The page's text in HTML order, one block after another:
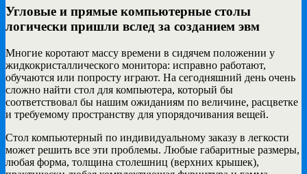
Угловые и прямые компьютерные столы
логически пришли вслед за созданием эвм
Многие коротают массу времени в сидячем положении у
жидкокристаллического монитора: исправно работают,
обучаются или попросту играют. На сегодняшний день очень
сложно найти стол для компьютера, который бы
соответствовал бы нашим ожиданиям по величине, расцветке
и требуемому пространству для упорядочивания вещей.
Стол компьютерный по индивидуальному заказу в легкости
может решить все эти проблемы. Любые габаритные размеры,
любая форма, толщина столешниц (верхних крышек),